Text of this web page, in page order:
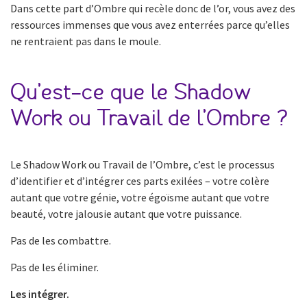
Dans cette part d’Ombre qui recèle donc de l’or, vous avez des
ressources immenses que vous avez enterrées parce qu’elles
ne rentraient pas dans le moule.
Qu’est-ce que le Shadow
Work ou Travail de l’Ombre ?
Le Shadow Work ou Travail de l’Ombre, c’est le processus
d’identifier et d’intégrer ces parts exilées – votre colère
autant que votre génie, votre égoïsme autant que votre
beauté, votre jalousie autant que votre puissance.
Pas de les combattre.
Pas de les éliminer.
Les intégrer.